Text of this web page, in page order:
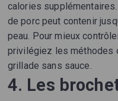
calories
de porc peut contenir
peau. Pour mieux
privilégiez les méthodes
grillade sans sauce.
4. Les